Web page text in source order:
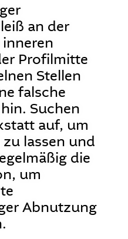
an der
Profilmitte
Stellen
falsche
Suchen
auf, um
lassen und
die
um
Abnutzung